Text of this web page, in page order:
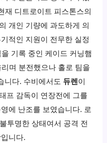
재 디트로이트 피스톤스의
개인 기량에 과도하게 의
적인 지원이 전무한 실정
기록 중인 케이드 커닝햄
며 분전했으나 홀로 팀을
니다. 수비에서도 듀렌이
프 감독이 연장전에 그를
에 난조를 보였습니다. 로
투명한 상태여서 공격 전
니다.